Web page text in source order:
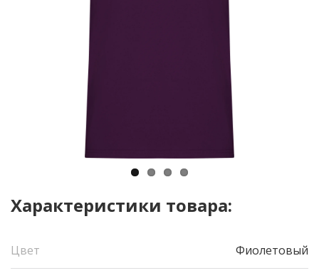
Характеристики товара:
Цвет Фиолетовый